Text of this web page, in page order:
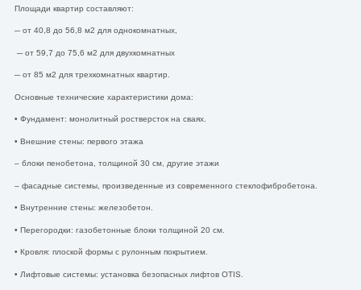
Площади квартир составляют:
─ от 40,8 до 56,8 м2 для однокомнатных,
─ от 59,7 до 75,6 м2 для двухкомнатных
─ от 85 м2 для трехкомнатных квартир.
Основные технические характеристики дома:
• Фундамент: монолитный ростверсток на сваях.
• Внешние стены: первого этажа
– блоки пенобетона, толщиной 30 см, другие этажи
– фасадные системы, произведенные из современного стеклофибробетона.
• Внутренние стены: железобетон.
• Перегородки: газобетонные блоки толщиной 20 см.
• Кровля: плоской формы с рулонным покрытием.
• Лифтовые системы: установка безопасных лифтов OTIS.